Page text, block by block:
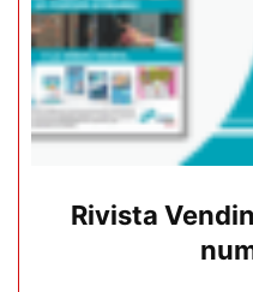
Rivista